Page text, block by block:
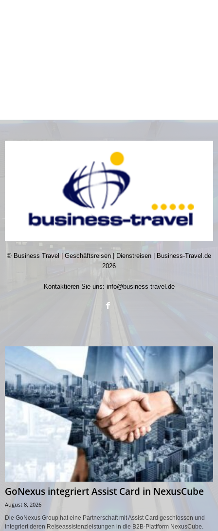
© Business Travel | Geschäftsreisen | Dienstreisen | Business-Travel.de
2026
Kontaktieren Sie uns: info@business-travel.de
GoNexus integriert Assist Card in NexusCube
August 8, 2026
Die GoNexus Group hat eine Partnerschaft mit Assist Card geschlossen und
integriert deren Reiseassistenzleistungen in die B2B-Plattform NexusCube.